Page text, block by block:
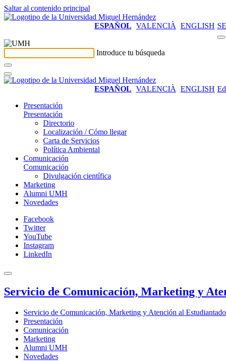
Saltar al contenido principal
ESPAÑOL VALENCIÀ ENGLISH
Introduce tu búsqueda
ESPAÑOL VALENCIÀ ENGLISH
Presentación
Presentación
Directorio
Localización / Cómo llegar
Carta de Servicios
Política Ambiental
Comunicación
Comunicación
Divulgación científica
Marketing
Alumni UMH
Novedades
Facebook
Twitter
YouTube
Instagram
LinkedIn
Servicio de Comunicación, Marketing y
Servicio de Comunicación, Marketing y Atención al Estudiantado
Presentación
Comunicación
Marketing
Alumni UMH
Novedades